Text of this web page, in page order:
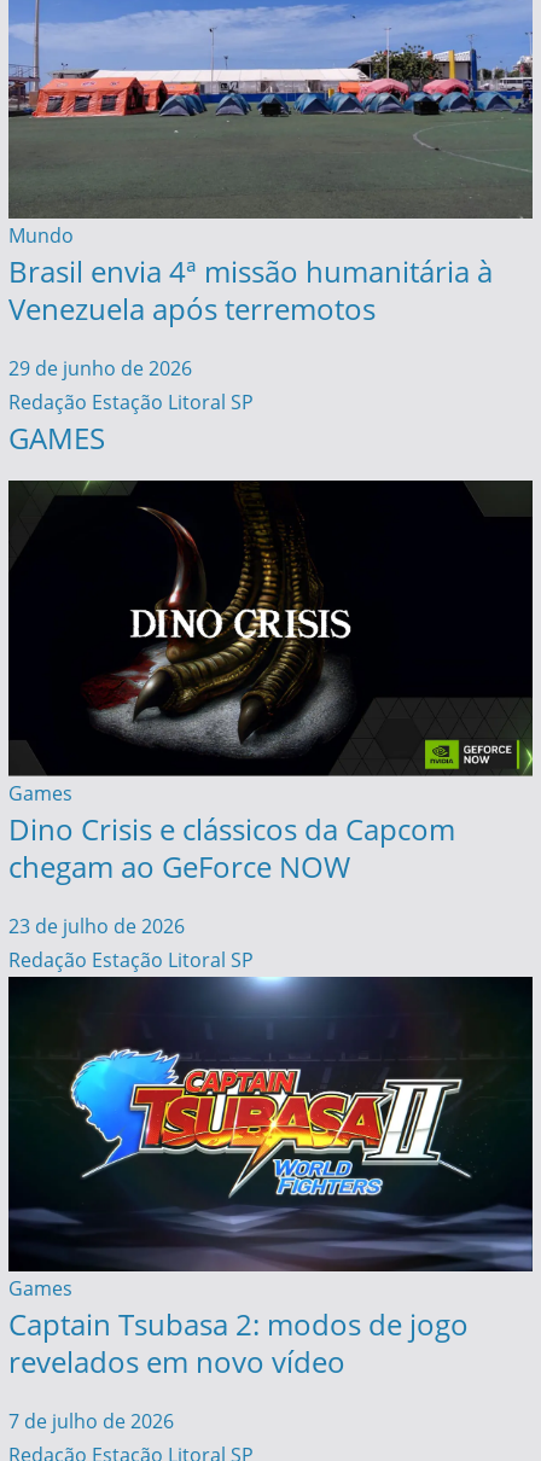
Mundo
Brasil envia 4ª missão humanitária à
Venezuela após terremotos
29 de junho de 2026
Redação Estação Litoral SP
GAMES
Games
Dino Crisis e clássicos da Capcom
chegam ao GeForce NOW
23 de julho de 2026
Redação Estação Litoral SP
Games
Captain Tsubasa 2: modos de jogo
revelados em novo vídeo
7 de julho de 2026
Redação Estação Litoral SP